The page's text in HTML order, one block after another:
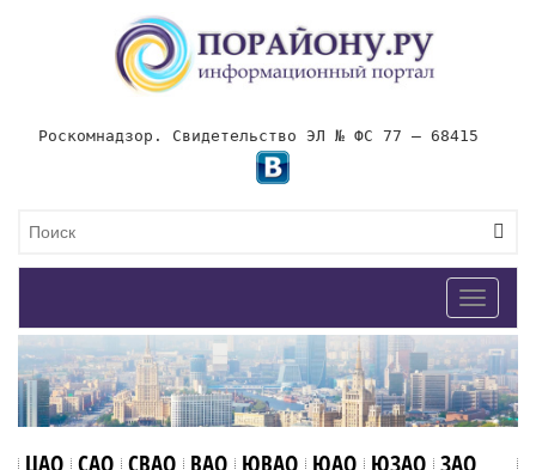
Роскомнадзор. Свидетельство ЭЛ № ФС 77 – 68415
Toggle
ЦАО САО СВАО ВАО ЮВАО ЮАО ЮЗАО ЗАО